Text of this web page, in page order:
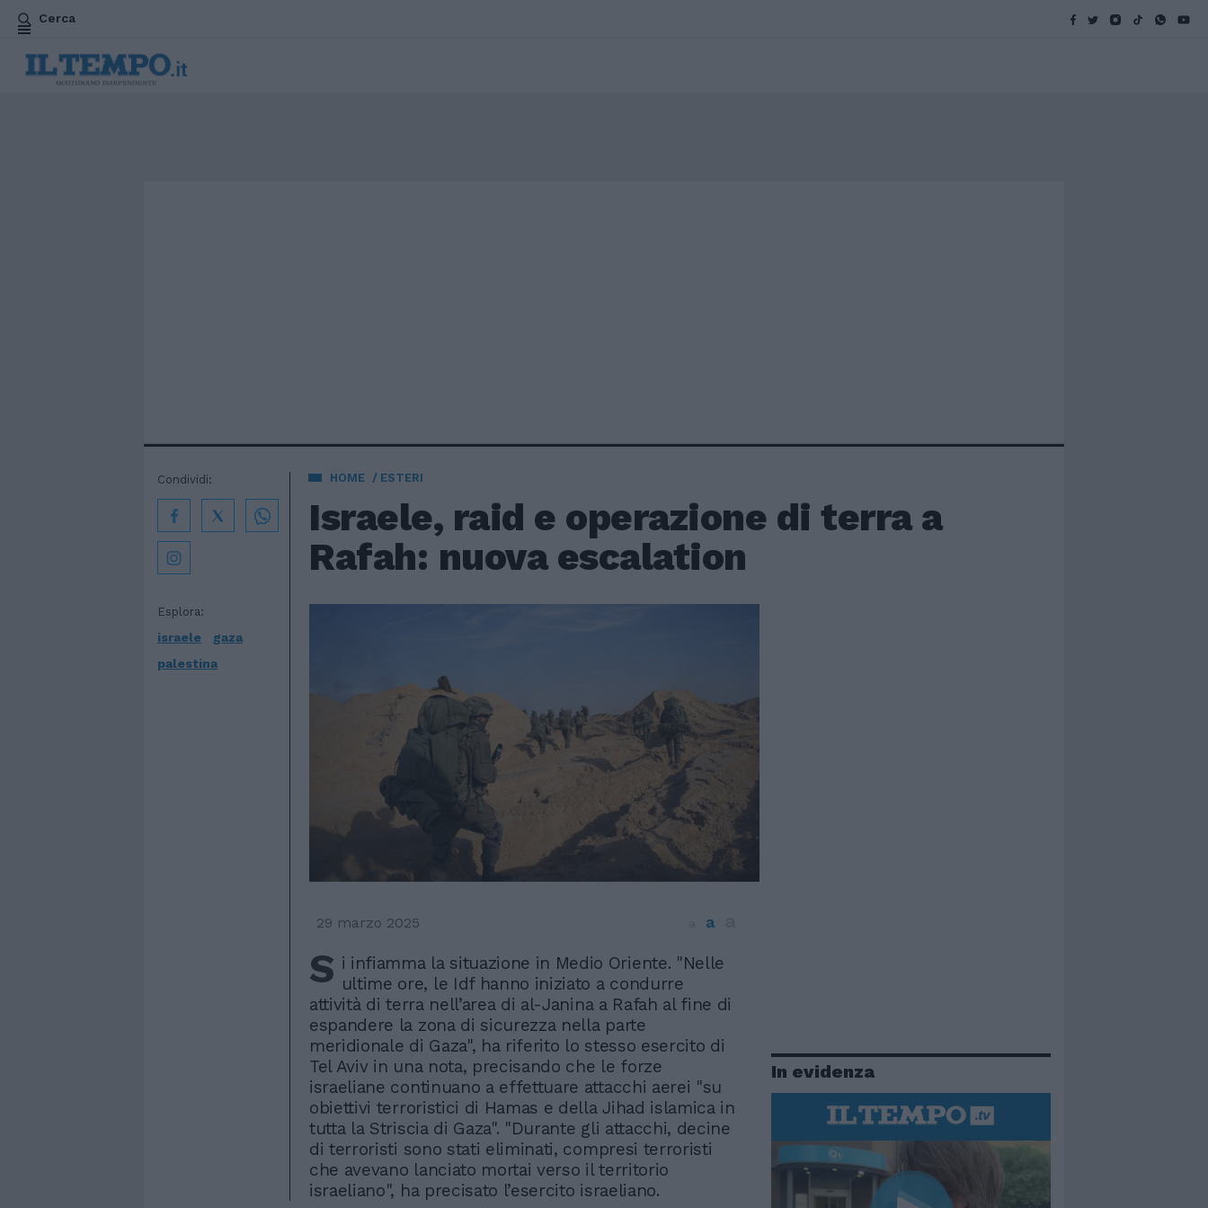
Cerca
HOME ESTERI
Israele, raid e operazione di terra a
Rafah: nuova escalation
Esplora:
israele
gaza
palestina
Condividi:
29 marzo 2025 a
S i infiamma la situazione in Medio Oriente. "Nelle
ultime ore, le Idf hanno iniziato a condurre
attività di terra nell’area di al-Janina a Rafah al fine di
espandere la zona di sicurezza nella parte
meridionale di Gaza", ha riferito lo stesso esercito di
Tel Aviv in una nota, precisando che le forze
israeliane continuano a effettuare attacchi aerei "su
obiettivi terroristici di Hamas e della Jihad islamica in
tutta la Striscia di Gaza". "Durante gli attacchi, decine
di terroristi sono stati eliminati, compresi terroristi
che avevano lanciato mortai verso il territorio
israeliano", ha precisato l’esercito israeliano.
In evidenza